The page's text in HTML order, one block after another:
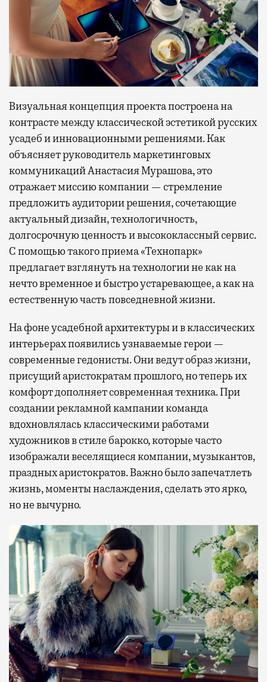
Визуальная концепция проекта построена на
контрасте между классической эстетикой русских
усадеб и инновационными решениями. Как
объясняет руководитель маркетинговых
коммуникаций Анастасия Мурашова, это
отражает миссию компании — стремление
предложить аудитории решения, сочетающие
актуальный дизайн, технологичность,
долгосрочную ценность и высококлассный сервис.
С помощью такого приема «Технопарк»
предлагает взглянуть на технологии не как на
нечто временное и быстро устаревающее, а как на
естественную часть повседневной жизни.
На фоне усадебной архитектуры и в классических
интерьерах появились узнаваемые герои —
современные гедонисты. Они ведут образ жизни,
присущий аристократам прошлого, но теперь их
комфорт дополняет современная техника. При
создании рекламной кампании команда
вдохновлялась классическими работами
художников в стиле барокко, которые часто
изображали веселящиеся компании, музыкантов,
праздных аристократов. Важно было запечатлеть
жизнь, моменты наслаждения, сделать это ярко,
но не вычурно.